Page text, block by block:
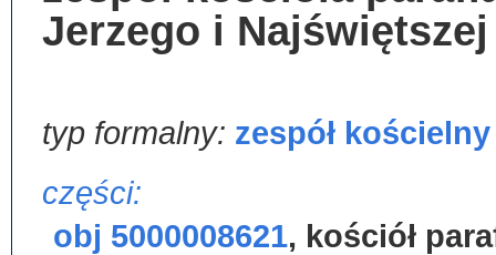
Jerzego i
typ formalny: zespół kościelny
części:
obj 5000008621, kościół